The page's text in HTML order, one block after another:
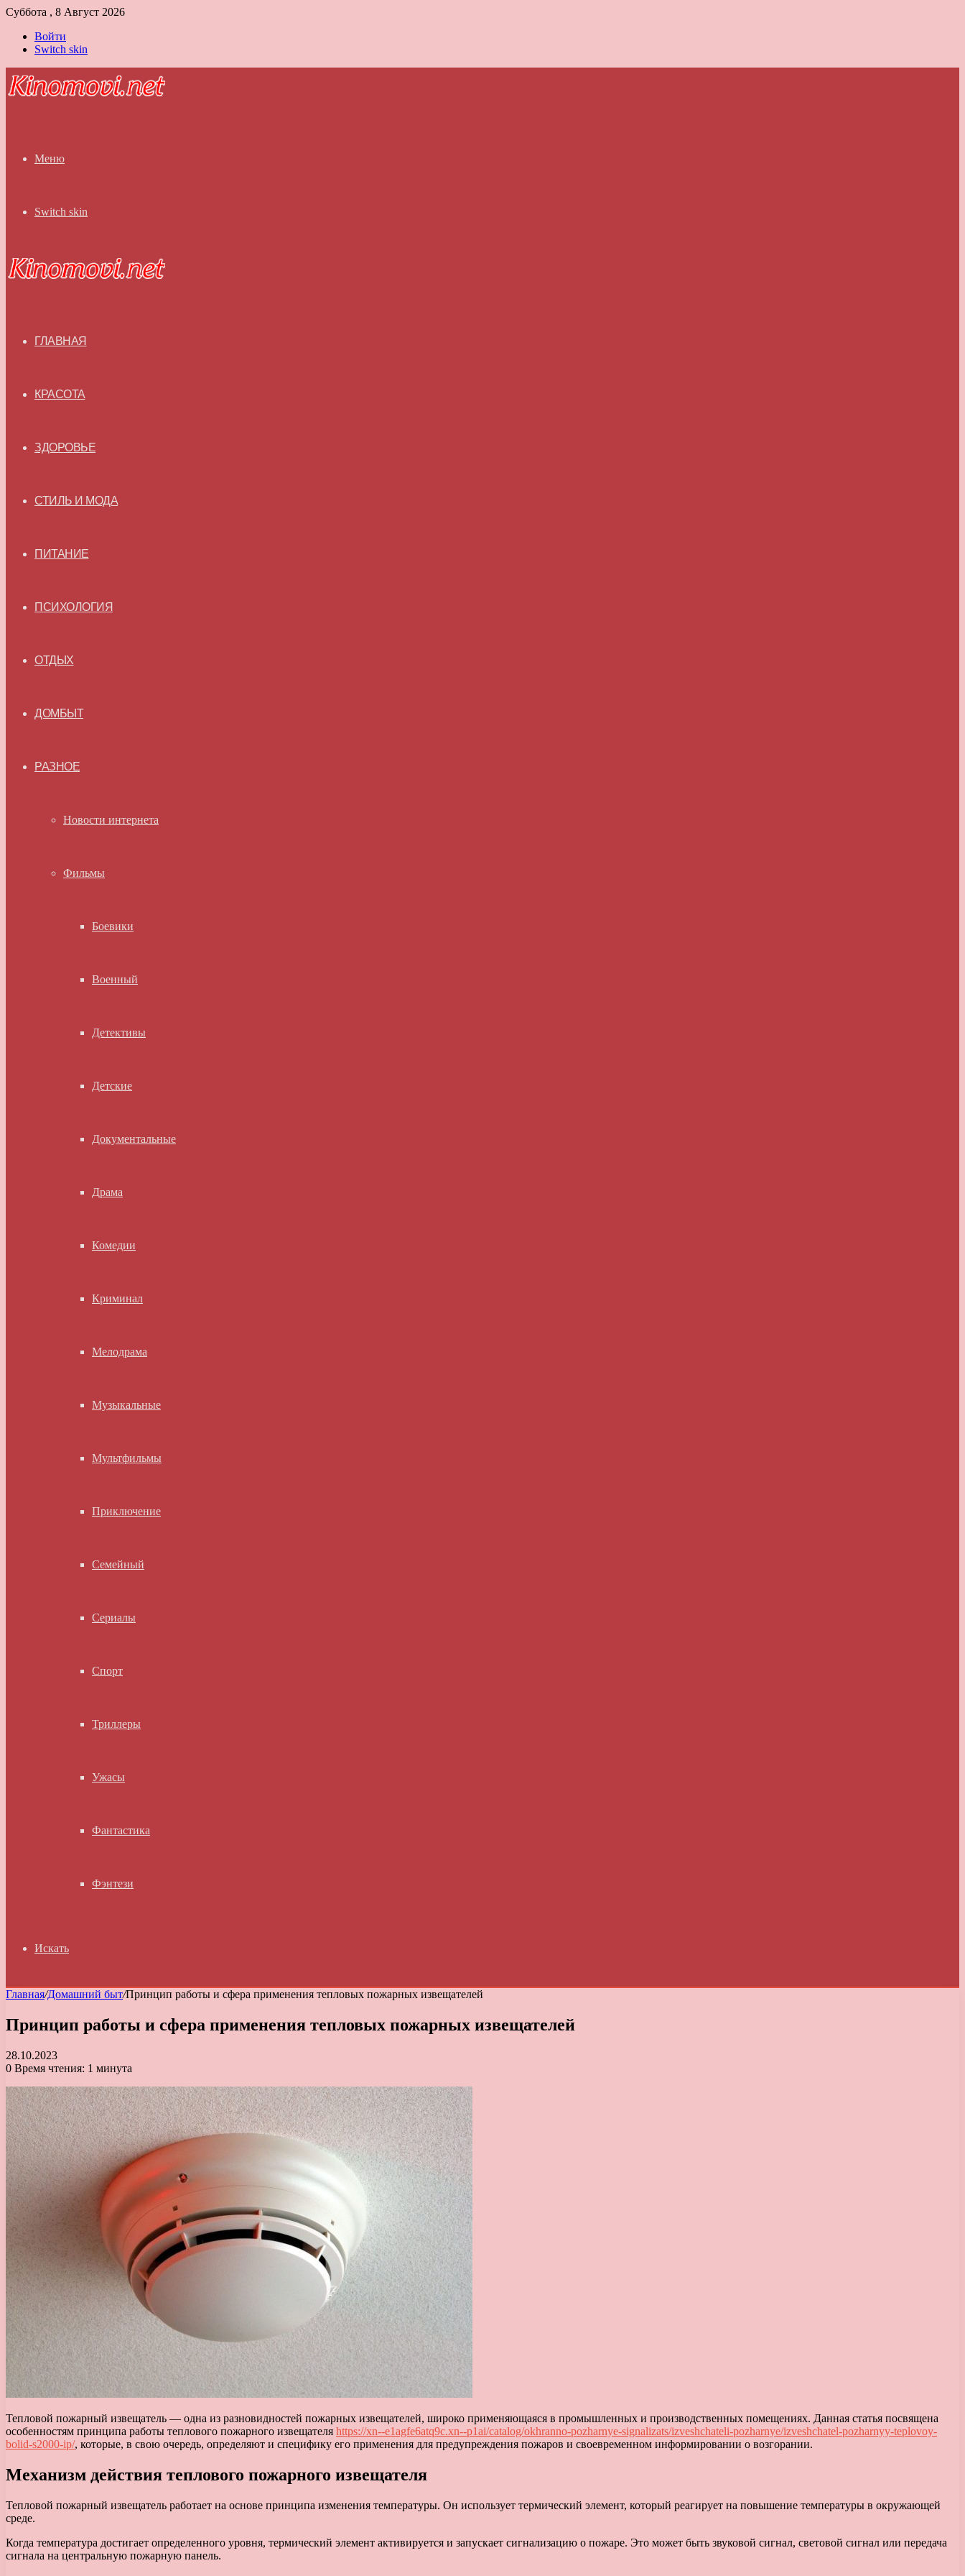
Суббота , 8 Август 2026
Войти
Switch skin
Меню
Switch skin
ГЛАВНАЯ
КРАСОТА
ЗДОРОВЬЕ
СТИЛЬ И МОДА
ПИТАНИЕ
ПСИХОЛОГИЯ
ОТДЫХ
ДОМБЫТ
РАЗНОЕ
Новости интернета
Фильмы
Боевики
Военный
Детективы
Детские
Документальные
Драма
Комедии
Криминал
Мелодрама
Музыкальные
Мультфильмы
Приключение
Семейный
Сериалы
Спорт
Триллеры
Ужасы
Фантастика
Фэнтези
Искать
Главная/Домашний быт/Принцип работы и сфера применения тепловых пожарных извещателей
Принцип работы и сфера применения тепловых пожарных извещателей
28.10.2023
0 Время чтения: 1 минута
Тепловой пожарный извещатель — одна из разновидностей пожарных извещателей, широко применяющаяся в промышленных и производственных помещениях. Данная статья посвящена
особенностям принципа работы теплового пожарного извещателя https://xn--e1agfe6atq9c.xn--p1ai/catalog/okhranno-pozharnye-signalizats/izveshchateli-pozharnye/izveshchatel-pozharnyy-teplovoy-
bolid-s2000-ip/, которые, в свою очередь, определяют и специфику его применения для предупреждения пожаров и своевременном информировании о возгорании.
Механизм действия теплового пожарного извещателя
Тепловой пожарный извещатель работает на основе принципа изменения температуры. Он использует термический элемент, который реагирует на повышение температуры в окружающей
среде.
Когда температура достигает определенного уровня, термический элемент активируется и запускает сигнализацию о пожаре. Это может быть звуковой сигнал, световой сигнал или передача
сигнала на центральную пожарную панель.